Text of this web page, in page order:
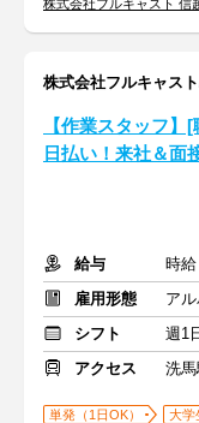
株式会社フルキャスト 信
株式会社フルキャス
【作業スタッフ
日払い！来社＆面
給与
時
雇用形態
ア
シフト
週1
アクセス
洗馬
単発（1日OK） 大学